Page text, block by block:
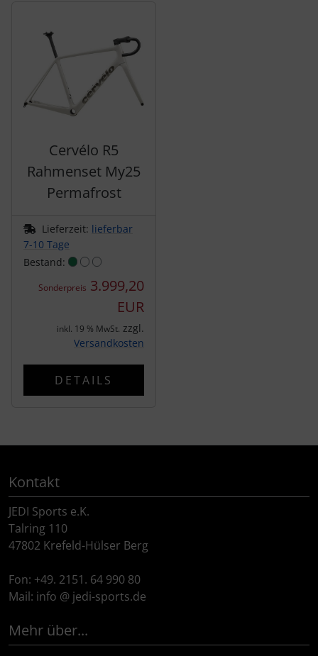
Cervélo R5
Rahmenset My25
Permafrost
Lieferzeit: lieferbar
7-10 Tage
Bestand:
Sonderpreis 3.999,20
EUR
inkl. 19 % MwSt. zzgl.
Versandkosten
DETAILS
Kontakt
JEDI Sports e.K.
Talring 110
47802 Krefeld-Hülser Berg
Fon: +49. 2151. 64 990 80
Mail: info @ jedi-sports.de
Mehr über...
Princeton Carbonworks
Prologo
React
Rotor
Shimano
SRM
Stronglight
Topeak
tubolito